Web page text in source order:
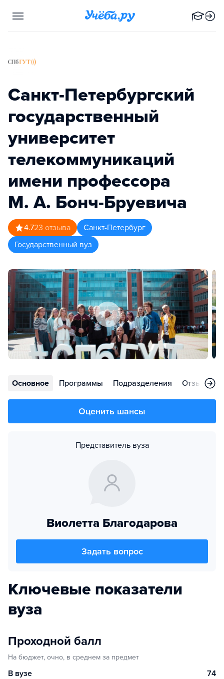
Санкт-Петербургский
государственный
университет
телекоммуникаций
имени профессора
М. А. Бонч-Бруевича
4.723 отзыва
Санкт-Петербург
Государственный вуз
Основное Программы Подразделения Отзывы
Оценить шансы
Представитель вуза
Виолетта Благодарова
Задать вопрос
Ключевые показатели
вуза
Проходной балл
На бюджет, очно, в среднем за предмет
В вузе 74